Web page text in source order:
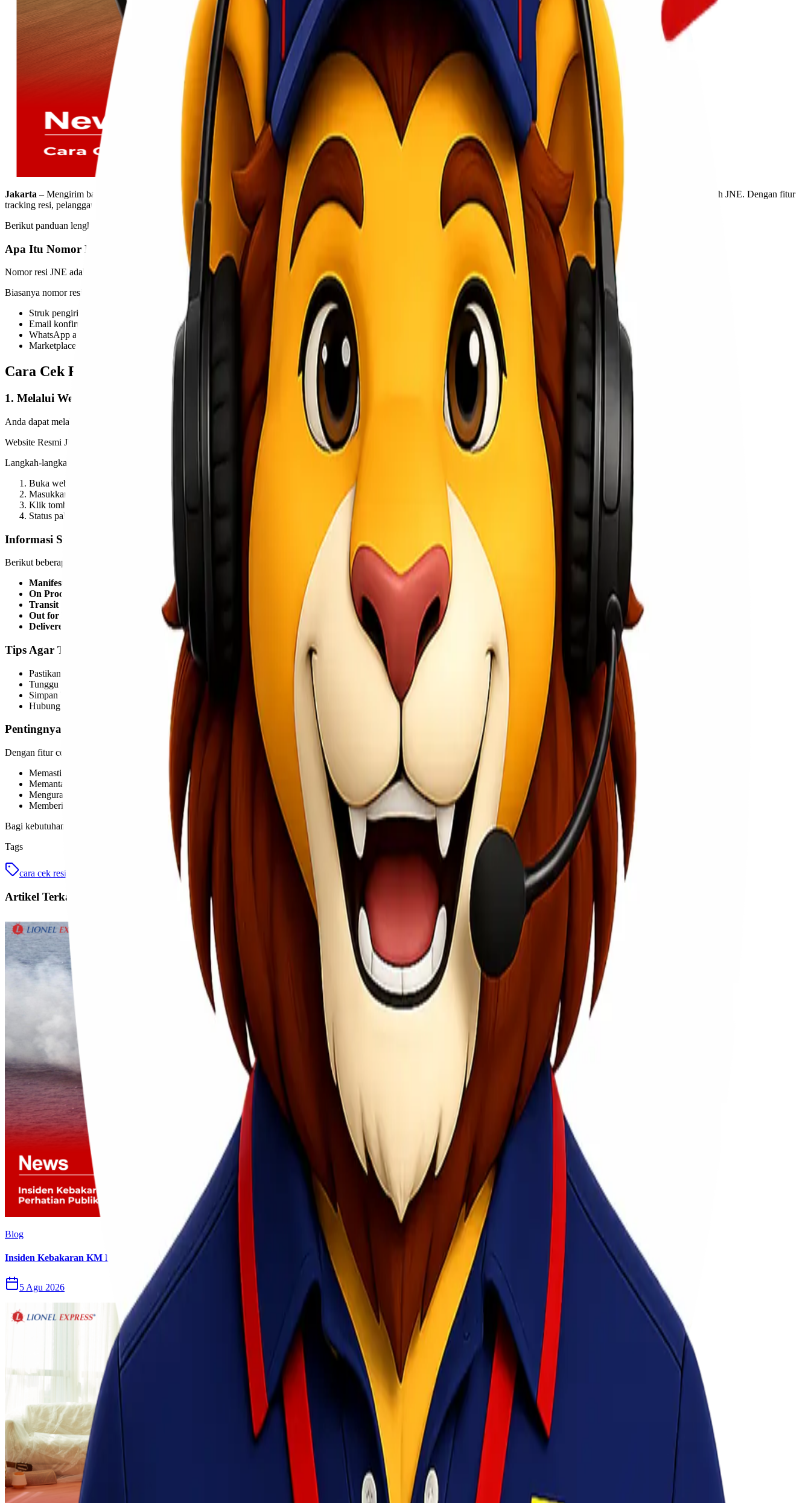
Jakarta – Mengirim barang melalui jasa ekspedisi tentu membutuhkan kemudahan dalam memantau status pengiriman. Salah satu layanan yang paling sering digunakan di Indonesia adalah JNE. Dengan fitur
tracking resi, pelanggan dapat mengetahui posisi paket secara real-time mulai dari proses pengiriman hingga barang
Cara Cek Resi JNE
Online dengan Mudah dan Cepat diterima.
Berikut panduan lengkap cara cek resi JNE dengan mudah dan cepat.
Apa Itu Nomor Resi JNE?
Nomor resi JNE adalah kode unik yang diberikan setelah proses pengiriman dilakukan. Nomor ini berfungsi untuk melacak status dan lokasi
selama perjalanan pengiriman.
Biasanya nomor resi terdiri dari kombinasi angka yang dapat ditemukan pada:
Struk pengiriman
Email konfirmasi
WhatsApp atau SMS dari pengirim
Marketplace seperti Shopee, Tokopedia, dan lainnya
Cara Cek Resi JNE Secara Online
1. Melalui Website Resmi JNE
Anda dapat melakukan tracking langsung melalui website resmi JNE:
Website Resmi JNE
Langkah-langkah:
Buka website JNE
Masukkan nomor resi pada kolom “Lacak Kiriman”
Klik tombol “Tracking”
Status paket akan muncul secara otomatis
Informasi Status Pengiriman JNE
Berikut beberapa istilah yang sering muncul saat tracking resi:
Manifested
→ Paket telah diterima oleh JNE
On Process
→ Paket sedang diproses
Transit → Paket sedang dalam perjalanan
Out for Delivery
→ Paket sedang diantar kurir
Delivered
Tips Agar Tracking Resi Lebih Akurat
Pastikan nomor resi dimasukkan dengan benar
Tunggu 1–3 jam setelah pengiriman untuk update sistem
Simpan bukti pengiriman hingga paket diterima
Hubungi customer service jika status tidak berubah dalam waktu lama
Pentingnya Tracking Pengiriman
Dengan fitur cek resi, pelanggan dapat:
Memastikan paket berjalan sesuai estimasi
Memantau posisi barang secara real-time
Mengurangi risiko kehilangan paket
Memberikan informasi akurat kepada penerima
Bagi kebutuhan bisnis maupun personal, tracking pengiriman menjadi bagian penting dalam memastikan proses logistik berjalan lancar.
Tags
cara cek resi ekspedisi indonesia jne express lacak paket jne pengiriman online resi pengiriman tracking jne tracking paket
Artikel Terkait
Blog
Insiden Kebakaran KM Mutiara Sentosa II Menjadi Perhatian Publik
5 Agu 2026